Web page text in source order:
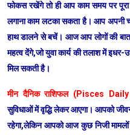
फोकस रखेंगे तो ही आप काम समय पर
लगाना काम लटका सकता है। आप अपनी
हाथ डालने से बचें। आज आप लोगों की
महत्व देंगे,जो युवा कार्य की तलाश में
मिल सकती है।
मीन दैनिक राशिफल (Pisces
सुविधाओं में वृद्धि लेकर आएगा। आपको
रहेगा,लेकिन आपको आज कुछ निजी मामलों